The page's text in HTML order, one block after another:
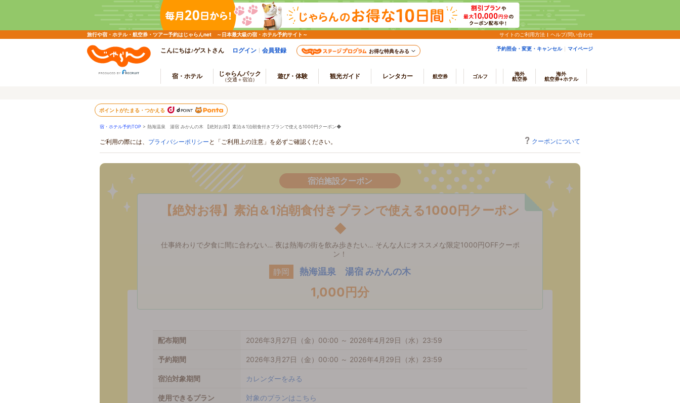
旅行や宿・ホテル・航空券・ツアー予約はじゃらんnet ～日本最大級の宿・ホテル予約サイト～ サイトのご利用方法 ヘルプ/問い合わせ
こんにちは♪ゲストさん ログイン 会員登録 お得な特典をみる 予約照会・変更・キャンセル マイページ
宿・ホテル じゃらんパック
（交通＋宿泊） 遊び・体験 観光ガイド レンタカー 航空券 ゴルフ
海外
航空券
海外
航空券+ホテル
ポイントがたまる・つかえる
宿・ホテル予約TOP > 熱海温泉 湯宿 みかんの木 【絶対お得】素泊＆1泊朝食付きプランで使える1000円クーポン◆
ご利用の際には、 プライバシーポリシー と「ご利用上の注意」を必ずご確認ください。 クーポンについて
宿泊施設クーポン
【絶対お得】素泊＆1泊朝食付きプランで使える1000円クーポン
◆
仕事終わりで夕食に間に合わない… 夜は熱海の街を飲み歩きたい… そんな人にオススメな限定1000円OFFクーポ
ン！
静岡 熱海温泉 湯宿 みかんの木
1,000円分
配布期間 2026年3月27日（金）00:00 ～ 2026年4月29日（水）23:59
予約期間 2026年3月27日（金）00:00 ～ 2026年4月29日（水）23:59
宿泊対象期間 カレンダーをみる
使用できるプラン
対象のプランはこちら